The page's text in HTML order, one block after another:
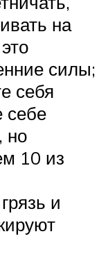
на
силы;
себя
себе
но
10 из
и